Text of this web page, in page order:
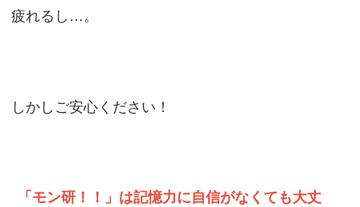
疲れるし…。
しかしご安心ください！
「モン研！！」は記憶力に自信がなくても大丈